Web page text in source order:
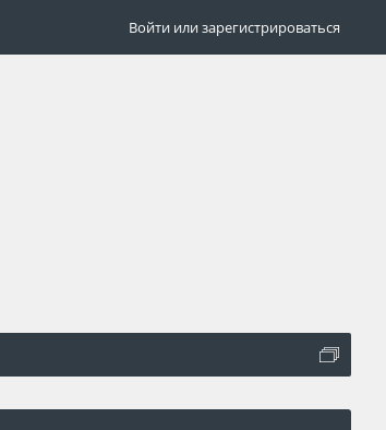
Войти или зарегистрироваться